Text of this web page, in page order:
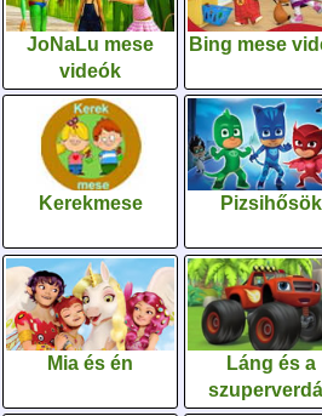
JoNaLu mese
videók
Bing mese
Kerekmese Pizsihősök
Mia és én
Láng és a